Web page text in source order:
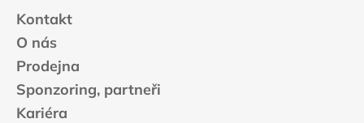
Kontakt
O nás
Prodejna
Sponzoring, partneři
Kariéra